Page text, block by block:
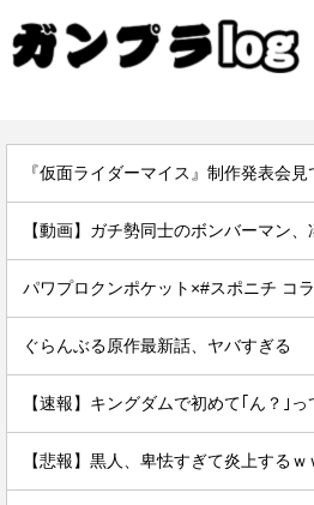
パワプロクンポケット×#スポニチ コ
ぐらんぶる原作最新話、ヤバすぎる
【悲報】黒人、卑怯すぎて炎上するｗ